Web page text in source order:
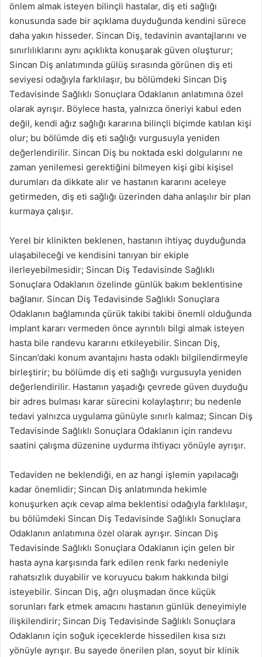
önlem almak isteyen bilinçli hastalar, diş eti sağlığı
konusunda sade bir açıklama duyduğunda kendini sürece
daha yakın hisseder. Sincan Diş, tedavinin avantajlarını ve
sınırlılıklarını aynı açıklıkta konuşarak güven oluşturur;
Sincan Diş anlatımında gülüş sırasında görünen diş eti
seviyesi odağıyla farklılaşır, bu bölümdeki Sincan Diş
Tedavisinde Sağlıklı Sonuçlara Odaklanın anlatımına özel
olarak ayrışır. Böylece hasta, yalnızca öneriyi kabul eden
değil, kendi ağız sağlığı kararına bilinçli biçimde katılan kişi
olur; bu bölümde diş eti sağlığı vurgusuyla yeniden
değerlendirilir. Sincan Diş bu noktada eski dolgularını ne
zaman yenilemesi gerektiğini bilmeyen kişi gibi kişisel
durumları da dikkate alır ve hastanın kararını aceleye
getirmeden, diş eti sağlığı üzerinden daha anlaşılır bir plan
kurmaya çalışır.
Yerel bir klinikten beklenen, hastanın ihtiyaç duyduğunda
ulaşabileceği ve kendisini tanıyan bir ekiple
ilerleyebilmesidir; Sincan Diş Tedavisinde Sağlıklı
Sonuçlara Odaklanın özelinde günlük bakım beklentisine
bağlanır. Sincan Diş Tedavisinde Sağlıklı Sonuçlara
Odaklanın bağlamında çürük takibi takibi önemli olduğunda
implant kararı vermeden önce ayrıntılı bilgi almak isteyen
hasta bile randevu kararını etkileyebilir. Sincan Diş,
Sincan’daki konum avantajını hasta odaklı bilgilendirmeyle
birleştirir; bu bölümde diş eti sağlığı vurgusuyla yeniden
değerlendirilir. Hastanın yaşadığı çevrede güven duyduğu
bir adres bulması karar sürecini kolaylaştırır; bu nedenle
tedavi yalnızca uygulama günüyle sınırlı kalmaz; Sincan Diş
Tedavisinde Sağlıklı Sonuçlara Odaklanın için randevu
saatini çalışma düzenine uydurma ihtiyacı yönüyle ayrışır.
Tedaviden ne beklendiği, en az hangi işlemin yapılacağı
kadar önemlidir; Sincan Diş anlatımında hekimle
konuşurken açık cevap alma beklentisi odağıyla farklılaşır,
bu bölümdeki Sincan Diş Tedavisinde Sağlıklı Sonuçlara
Odaklanın anlatımına özel olarak ayrışır. Sincan Diş
Tedavisinde Sağlıklı Sonuçlara Odaklanın için gelen bir
hasta ayna karşısında fark edilen renk farkı nedeniyle
rahatsızlık duyabilir ve koruyucu bakım hakkında bilgi
isteyebilir. Sincan Diş, ağrı oluşmadan önce küçük
sorunları fark etmek amacını hastanın günlük deneyimiyle
ilişkilendirir; Sincan Diş Tedavisinde Sağlıklı Sonuçlara
Odaklanın için soğuk içeceklerde hissedilen kısa sızı
yönüyle ayrışır. Bu sayede önerilen plan, soyut bir klinik